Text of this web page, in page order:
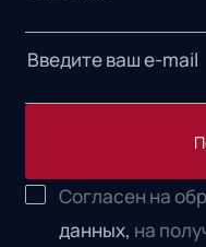
Согласен на
данных, на